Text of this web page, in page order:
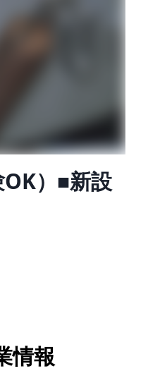
）■新設
情報